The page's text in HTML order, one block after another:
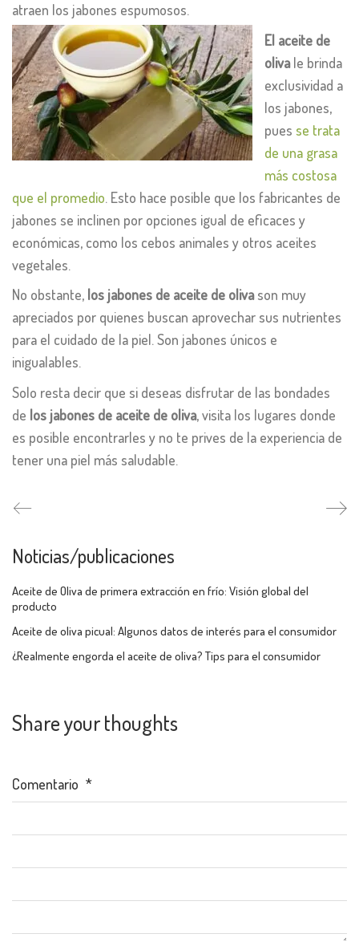
atraen los jabones espumosos.
El aceite de
olivale brinda
exclusividad a
los jabones,
pues se trata
de una grasa
más costosa
que el promedio. Esto hace posible que los fabricantes de
jabones se inclinen por opciones igual de eficaces y
económicas, como los cebos animales y otros aceites
vegetales.
No obstante, los jabones de aceite de olivason muy
apreciados por quienes buscan aprovechar sus nutrientes
para el cuidado de la piel. Son jabones únicos e
inigualables.
Solo resta decir que si deseas disfrutar de las bondades
de los jabones de aceite de oliva, visita los lugares donde
es posible encontrarles y no te prives de la experiencia de
tener una piel más saludable.
Noticias/publicaciones
Aceite de Oliva de primera extracción en frío: Visión global del
producto
Aceite de oliva picual: Algunos datos de interés para el consumidor
¿Realmente engorda el aceite de oliva? Tips para el consumidor
Share your thoughts
Comentario *